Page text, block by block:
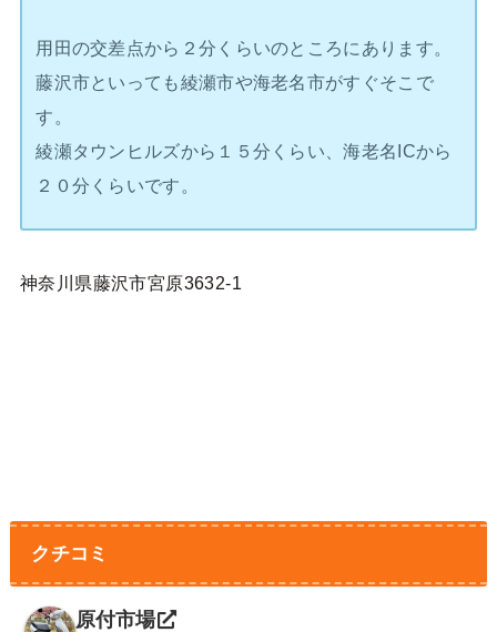
用田の交差点から２分くらいのところにあります。
藤沢市といっても綾瀬市や海老名市がすぐそこで
す。
綾瀬タウンヒルズから１５分くらい、海老名ICから
２０分くらいです。
神奈川県藤沢市宮原3632-1
クチコミ
原付市場